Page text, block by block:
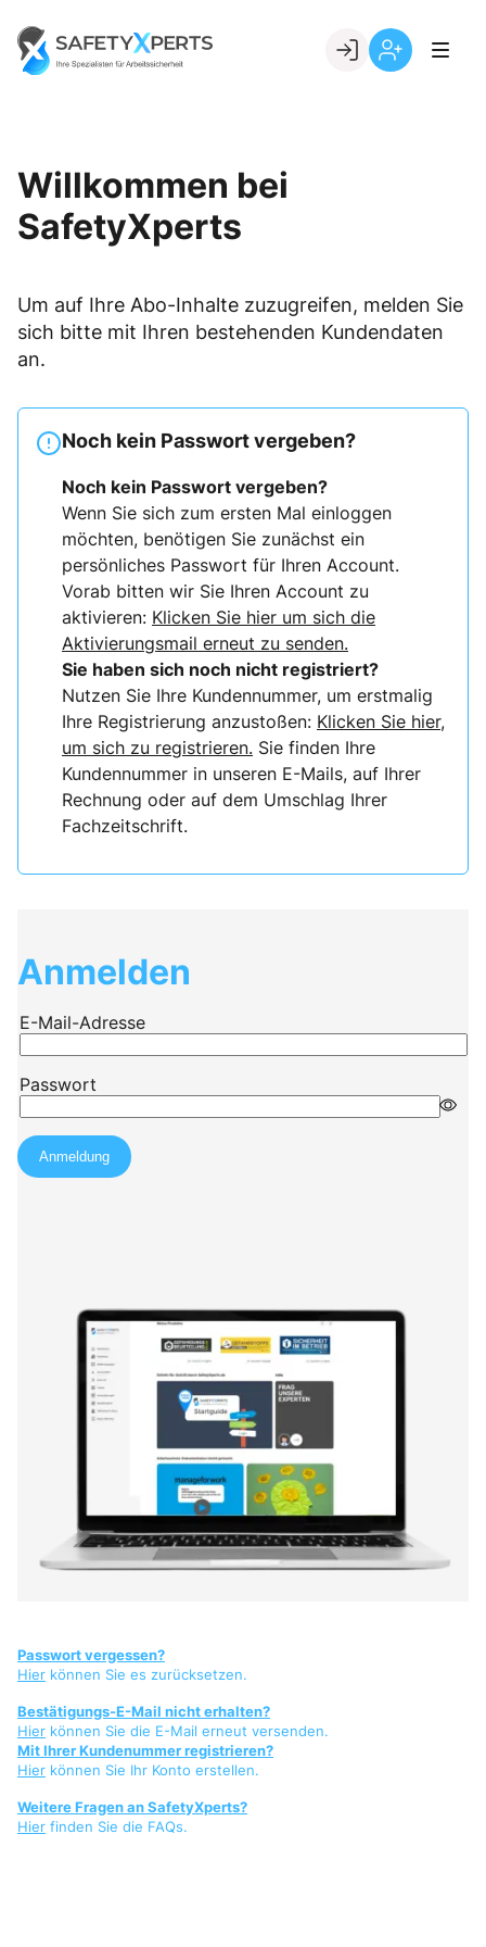
content
Go to landing page.
Willkommen bei
SafetyXperts
Um auf Ihre Abo-Inhalte zuzugreifen, melden Sie
sich bitte mit Ihren bestehenden Kundendaten
an.
Noch kein Passwort vergeben?
Noch kein Passwort vergeben?
Wenn Sie sich zum ersten Mal einloggen
möchten, benötigen Sie zunächst ein
persönliches Passwort für Ihren Account.
Vorab bitten wir Sie Ihren Account zu
aktivieren: Klicken Sie hier um sich die
Aktivierungsmail erneut zu senden.
Sie haben sich noch nicht registriert?
Nutzen Sie Ihre Kundennummer, um erstmalig
Ihre Registrierung anzustoßen: Klicken Sie hier,
um sich zu registrieren. Sie finden Ihre
Kundennummer in unseren E-Mails, auf Ihrer
Rechnung oder auf dem Umschlag Ihrer
Fachzeitschrift.
Anmelden
Passwort vergessen?
Hier können Sie es zurücksetzen.
Bestätigungs-E-Mail nicht erhalten?
Hier können Sie die E-Mail erneut versenden.
Mit Ihrer Kundenummer registrieren?
Hier können Sie Ihr Konto erstellen.
Weitere Fragen an SafetyXperts?
Hier finden Sie die FAQs.